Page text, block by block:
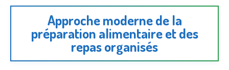
Approche moderne de la
préparation alimentaire et des
repas organisés